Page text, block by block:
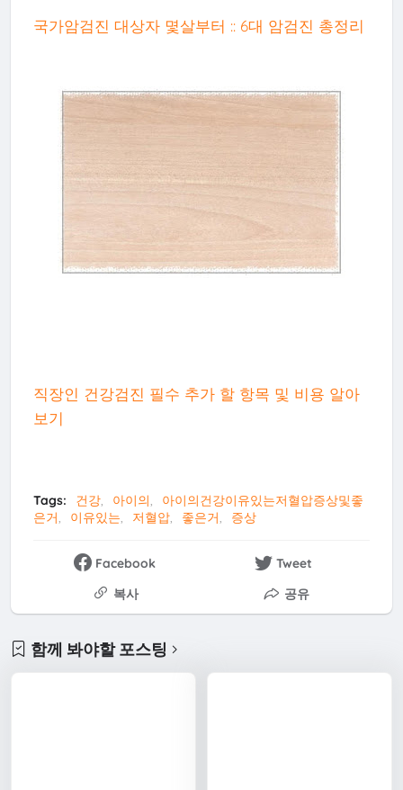
국가암검진 대상자 몇살부터 :: 6대 암검진 총정리
직장인 건강검진 필수 추가 할 항목 및 비용 알아
보기
Tags: 건강 아이의
아이의건강이유있는저혈압증상및좋
은거
이유있는 저혈압 좋은거 증상
Facebook
Tweet
복사
공유
함께 봐야할 포스팅